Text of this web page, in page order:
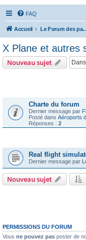
FAQ
Accueil Le Forum des
X Plane et autres
Nouveau sujet
Charte du forum
Dernier message par
Posté dans Aéroports
Réponses : 2
Real flight
Dernier message par
Nouveau sujet
PERMISSIONS DU FORUM
Vous ne pouvez pas poster de